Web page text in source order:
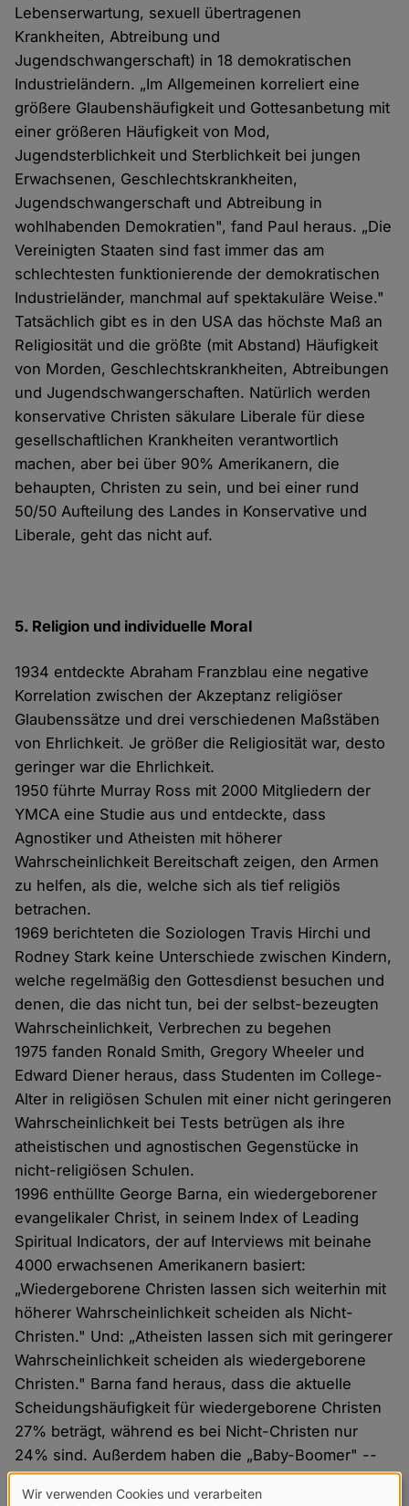
Lebenserwartung, sexuell übertragenen
Krankheiten, Abtreibung und
Jugendschwangerschaft) in 18 demokratischen
Industrieländern. „Im Allgemeinen korreliert eine
größere Glaubenshäufigkeit und Gottesanbetung mit
einer größeren Häufigkeit von Mod,
Jugendsterblichkeit und Sterblichkeit bei jungen
Erwachsenen, Geschlechtskrankheiten,
Jugendschwangerschaft und Abtreibung in
wohlhabenden Demokratien", fand Paul heraus. „Die
Vereinigten Staaten sind fast immer das am
schlechtesten funktionierende der demokratischen
Industrieländer, manchmal auf spektakuläre Weise."
Tatsächlich gibt es in den USA das höchste Maß an
Religiosität und die größte (mit Abstand) Häufigkeit
von Morden, Geschlechtskrankheiten, Abtreibungen
und Jugendschwangerschaften. Natürlich werden
konservative Christen säkulare Liberale für diese
gesellschaftlichen Krankheiten verantwortlich
machen, aber bei über 90% Amerikanern, die
behaupten, Christen zu sein, und bei einer rund
50/50 Aufteilung des Landes in Konservative und
Liberale, geht das nicht auf.
5. Religion und individuelle Moral
1934 entdeckte Abraham Franzblau eine negative
Korrelation zwischen der Akzeptanz religiöser
Glaubenssätze und drei verschiedenen Maßstäben
von Ehrlichkeit. Je größer die Religiosität war, desto
geringer war die Ehrlichkeit.
1950 führte Murray Ross mit 2000 Mitgliedern der
YMCA eine Studie aus und entdeckte, dass
Agnostiker und Atheisten mit höherer
Wahrscheinlichkeit Bereitschaft zeigen, den Armen
zu helfen, als die, welche sich als tief religiös
betrachen.
1969 berichteten die Soziologen Travis Hirchi und
Rodney Stark keine Unterschiede zwischen Kindern,
welche regelmäßig den Gottesdienst besuchen und
denen, die das nicht tun, bei der selbst-bezeugten
Wahrscheinlichkeit, Verbrechen zu begehen
1975 fanden Ronald Smith, Gregory Wheeler und
Edward Diener heraus, dass Studenten im College-
Alter in religiösen Schulen mit einer nicht geringeren
Wahrscheinlichkeit bei Tests betrügen als ihre
atheistischen und agnostischen Gegenstücke in
nicht-religiösen Schulen.
1996 enthüllte George Barna, ein wiedergeborener
evangelikaler Christ, in seinem Index of Leading
Spiritual Indicators, der auf Interviews mit beinahe
4000 erwachsenen Amerikanern basiert:
„Wiedergeborene Christen lassen sich weiterhin mit
höherer Wahrscheinlichkeit scheiden als Nicht-
Christen." Und: „Atheisten lassen sich mit geringerer
Wahrscheinlichkeit scheiden als wiedergeborene
Christen." Barna fand heraus, dass die aktuelle
Scheidungshäufigkeit für wiedergeborene Christen
27% beträgt, während es bei Nicht-Christen nur
24% sind. Außerdem haben die „Baby-Boomer" --
die Generation, die man oft für ihre sexuelle
Wir verwenden Cookies und verarbeiten